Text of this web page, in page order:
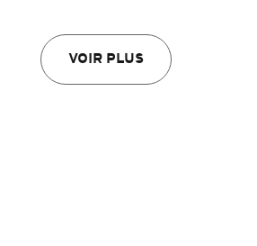
VOIR PLUS